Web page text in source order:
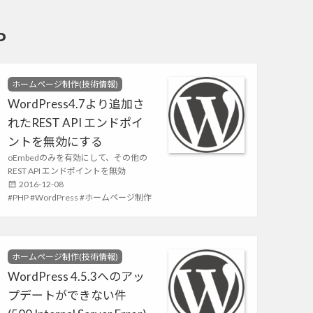
C
t
e
o
r
i
e
s
ホームページ制作(技術情報)
WordPress4.7より追加さ
れたREST API エンドポイ
ントを無効にする
oEmbedのみを有効にして、その他の
REST API エンドポイントを無効
P
o
d
o
n
2016-12-08
TPHP WordPress ホームページ制作
C
t
e
ホームページ制作(技術情報)
WordPress 4.5.3へのアッ
プデートができない件